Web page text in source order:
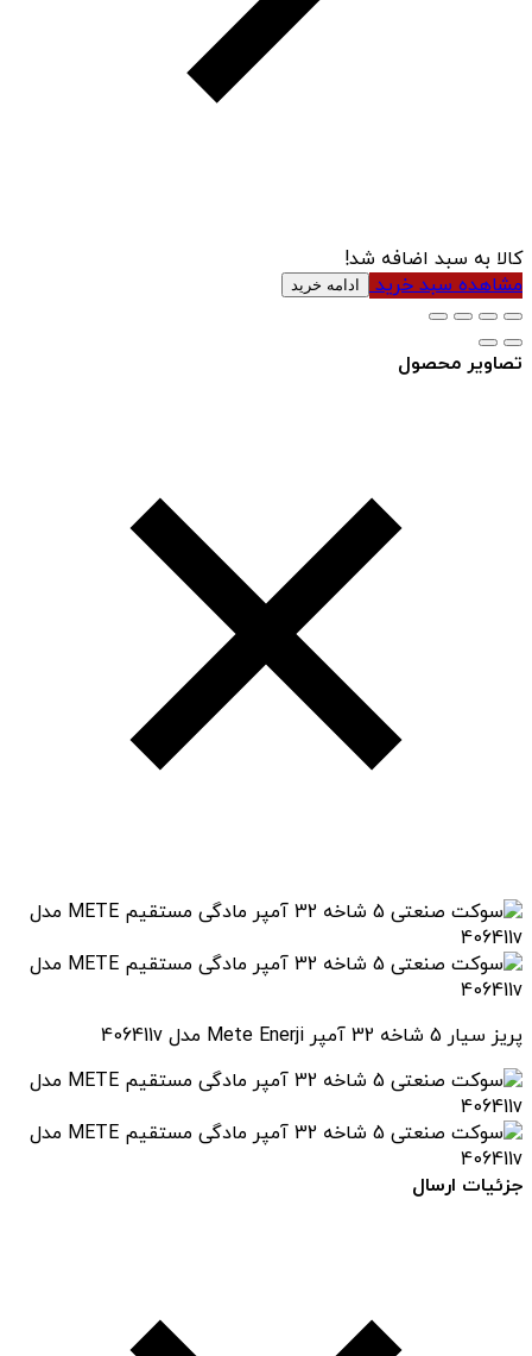
کالا به سبد اضافه شد!
مشاهده سبد خرید ادامه خرید
تصاویر محصول
پریز سیار 5 شاخه 32 آمپر Mete Enerji مدل 406411v
جزئیات ارسال